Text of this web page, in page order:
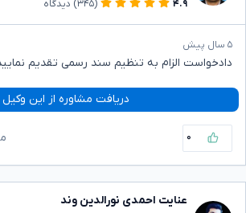
۴.۹
(۳۴۵) دیدگاه
۵ سال پیش
دادخواست الزام به تنظیم سند رسمی تقدیم
دریافت مشاوره از این وکیل
۰
عنایت احمدی نورالدین وند